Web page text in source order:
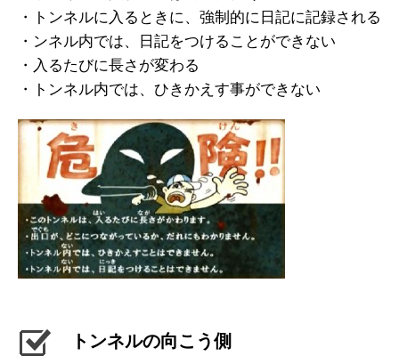
・トンネルに入るときに、強制的に日記に記録される
・ンネル内では、日記をつけることができない
・入るたびに長さが変わる
・トンネル内では、ひきかえす事ができない
トンネルの向こう側